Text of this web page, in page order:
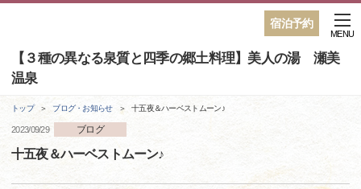
宿泊予約
【３種の異なる泉質と四季の郷土料理】美人の湯 瀬美
温泉
MENU
トップ ブログ・お知らせ 十五夜＆ハーベストムーン♪
2023/09/29 ブログ
十五夜＆ハーベストムーン♪